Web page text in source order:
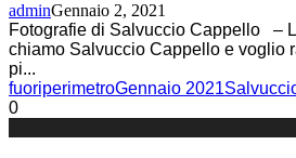
adminGennaio 2, 2021
Fotografie di Salvuccio Cappello –
chiamo Salvuccio Cappello e voglio
pi...
fuoriperimetroGennaio 2021
0